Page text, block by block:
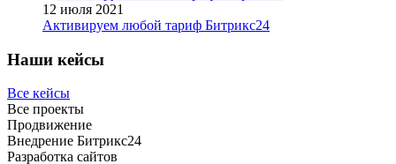
12 июля 2021
Активируем любой тариф Битрикс24
Наши кейсы
Все кейсы
Все проекты
Продвижение
Внедрение Битрикс24
Разработка сайтов